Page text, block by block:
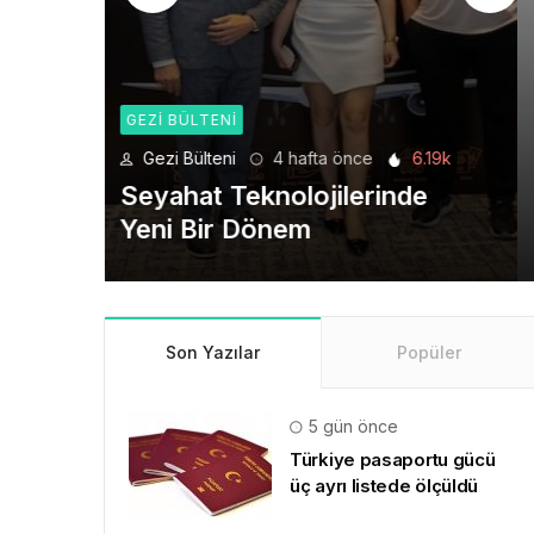
GEZI BÜLTENI
Gezi Bülteni 1 ay önce 8.94k
Manevi Yolculukta Yeni
Dönem
Son Yazılar Popüler
5 gün önce
Türkiye pasaportu gücü
üç ayrı listede ölçüldü